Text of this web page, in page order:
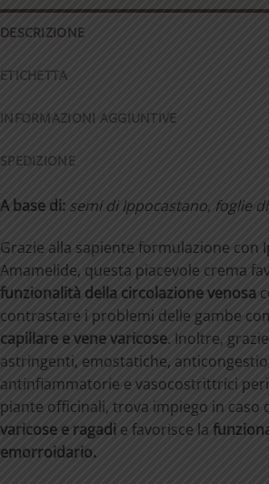
DESCRIZIONE
ETICHETTA
INFORMAZIONI AGGIUNTIVE
SPEDIZIONE
A base di: semi di Ippocastano, foglie
Grazie alla sapiente formulazione con
Amamelide, questa piacevole crema
funzionalità della circolazionevenosa
contrastare i problemi delle gambe
capillare evenevaricose. Inoltre,
astringenti, emostatiche,
antinfiammatorie e vasocostrittrici
piante officinali, trova impiego in caso
varicose e ragadi e favorisce la
emorroidario.